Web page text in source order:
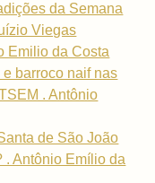
da Semana
Viegas
Emilio da Costa
barroco naif nas
. Antônio
de São João
. Antônio Emílio da